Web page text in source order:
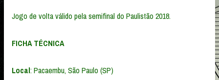
Jogo de volta válido pela semifinal do Paulistão 2018.
FICHA TÉCNICA
Local: Pacaembu, São Paulo (SP)